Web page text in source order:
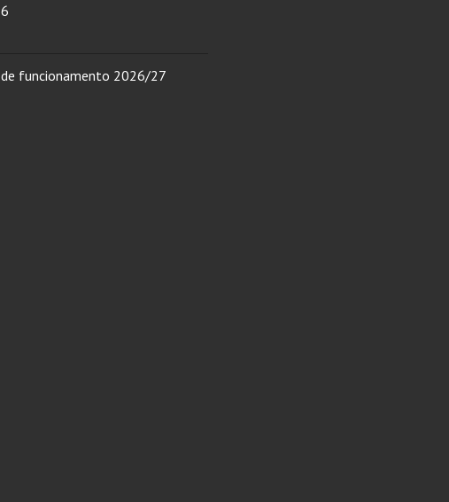
de funcionamento 2026/27